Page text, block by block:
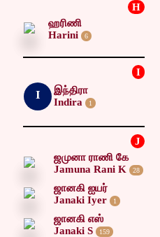
H
ஹரிணி
Harini
6
I
I
இந்திரா
Indira
1
J
ஜமுனா ராணி கே
Jamuna Rani K
28
ஜானகி ஐயர்
Janaki Iyer
1
ஜானகி எஸ்
Janaki S
159